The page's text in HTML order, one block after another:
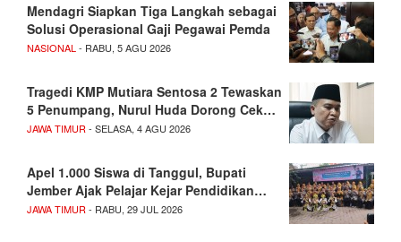
Mendagri Siapkan Tiga Langkah sebagai
Solusi Operasional Gaji Pegawai Pemda
NASIONAL - RABU, 5 AGU 2026
Tragedi KMP Mutiara Sentosa 2 Tewaskan
5 Penumpang, Nurul Huda Dorong Cek…
JAWA TIMUR - SELASA, 4 AGU 2026
Apel 1.000 Siswa di Tanggul, Bupati
Jember Ajak Pelajar Kejar Pendidikan…
JAWA TIMUR - RABU, 29 JUL 2026